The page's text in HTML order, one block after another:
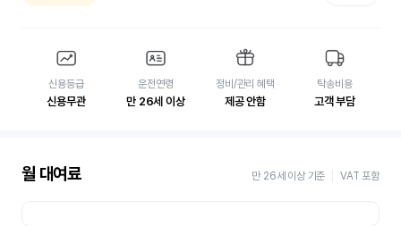
신용등급
신용무관
운전연령
만 26세 이상
정비/관리 혜택
제공 안함
탁송비용
고객 부담
월 대여료 만 26세 이상 기준 VAT 포함